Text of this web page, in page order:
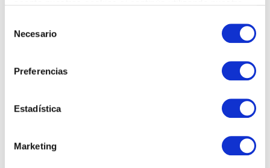
Necesario
Preferencias
Estadística
Marketing